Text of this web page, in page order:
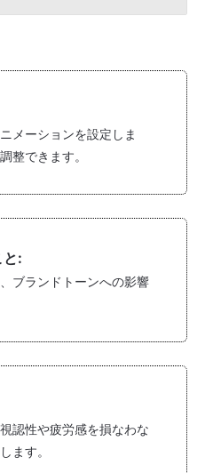
メーションを設定しま
整できます。
と:
ブランドトーンへの影響
認性や疲労感を損なわな
ます。